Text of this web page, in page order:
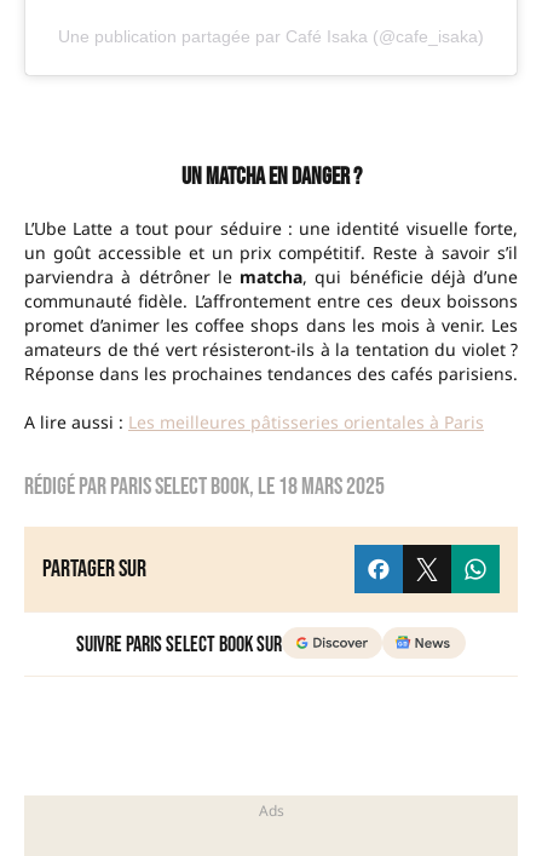
Une publication partagée par Café Isaka (@cafe_isaka)
Un matcha en danger ?
L’Ube Latte a tout pour séduire : une identité visuelle forte,
un goût accessible et un prix compétitif. Reste à savoir s’il
parviendra à détrôner le matcha, qui bénéficie déjà d’une
communauté fidèle. L’affrontement entre ces deux boissons
promet d’animer les coffee shops dans les mois à venir. Les
amateurs de thé vert résisteront-ils à la tentation du violet ?
Réponse dans les prochaines tendances des cafés parisiens.
A lire aussi : Les meilleures pâtisseries orientales à Paris
Rédigé parParis Select Book, le18 mars 2025
Partager sur
Suivre Paris Select Book sur